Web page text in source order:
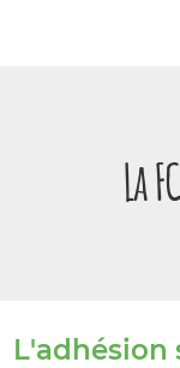
La
L'adhésion
Panneau de